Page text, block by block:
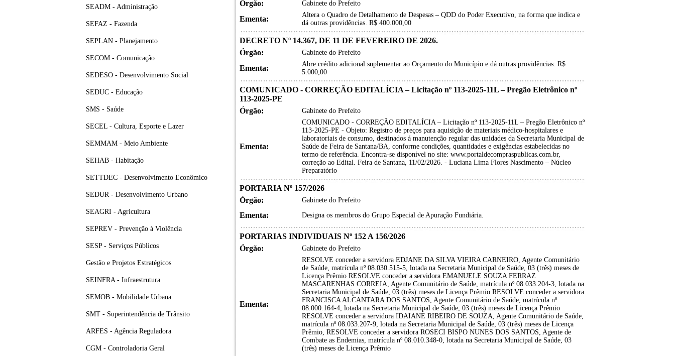
SEADM - Administração
SEFAZ - Fazenda
SEPLAN - Planejamento
SECOM - Comunicação
SEDESO - Desenvolvimento Social
SEDUC - Educação
SMS - Saúde
SECEL - Cultura, Esporte e Lazer
SEMMAM - Meio Ambiente
SEHAB - Habitação
SETTDEC - Desenvolvimento Econômico
SEDUR - Desenvolvimento Urbano
SEAGRI - Agricultura
SEPREV - Prevenção à Violência
SESP - Serviços Públicos
Gestão e Projetos Estratégicos
SEINFRA - Infraestrutura
SEMOB - Mobilidade Urbana
SMT - Superintendência de Trânsito
ARFES - Agência Reguladora
CGM - Controladoria Geral
Órgão:
Gabinete do Prefeito
Ementa:
Altera o Quadro de Detalhamento de Despesas – QDD do Poder Executivo, na forma que indica e
dá outras providências. R$ 400.000,00
DECRETO Nº 14.367, DE 11 DE FEVEREIRO DE 2026.
Órgão:
Gabinete do Prefeito
Ementa:
Abre crédito adicional suplementar ao Orçamento do Município e dá outras providências. R$
5.000,00
COMUNICADO - CORREÇÃO EDITALÍCIA – Licitação nº 113-2025-11L – Pregão Eletrônico nº
113-2025-PE
Órgão:
Gabinete do Prefeito
Ementa:
COMUNICADO - CORREÇÃO EDITALÍCIA – Licitação nº 113-2025-11L – Pregão Eletrônico nº
113-2025-PE - Objeto: Registro de preços para aquisição de materiais médico-hospitalares e
laboratoriais de consumo, destinados á manutenção regular das unidades da Secretaria Municipal de
Saúde de Feira de Santana/BA, conforme condições, quantidades e exigências estabelecidas no
termo de referência. Encontra-se disponível no site: www.portaldecompraspublicas.com.br,
correção ao Edital. Feira de Santana, 11/02/2026. - Luciana Lima Flores Nascimento – Núcleo
Preparatório
PORTARIA Nº 157/2026
Órgão:
Gabinete do Prefeito
Ementa: Designa os membros do Grupo Especial de Apuração Fundiária.
PORTARIAS INDIVIDUAIS Nº 152 A 156/2026
Órgão:
Gabinete do Prefeito
Ementa:
RESOLVE conceder a servidora EDJANE DA SILVA VIEIRA CARNEIRO, Agente Comunitário
de Saúde, matrícula nº 08.030.515-5, lotada na Secretaria Municipal de Saúde, 03 (três) meses de
Licença Prêmio RESOLVE conceder a servidora EMANUELE SOUZA FERRAZ
MASCARENHAS CORREIA, Agente Comunitário de Saúde, matrícula nº 08.033.204-3, lotada na
Secretaria Municipal de Saúde, 03 (três) meses de Licença Prêmio RESOLVE conceder a servidora
FRANCISCA ALCANTARA DOS SANTOS, Agente Comunitário de Saúde, matrícula nº
08.000.164-4, lotada na Secretaria Municipal de Saúde, 03 (três) meses de Licença Prêmio
RESOLVE conceder a servidora IDAIANE RIBEIRO DE SOUZA, Agente Comunitário de Saúde,
matrícula nº 08.033.207-9, lotada na Secretaria Municipal de Saúde, 03 (três) meses de Licença
Prêmio, RESOLVE conceder a servidora ROSECI BISPO NUNES DOS SANTOS, Agente de
Combate as Endemias, matrícula nº 08.010.348-0, lotada na Secretaria Municipal de Saúde, 03
(três) meses de Licença Prêmio